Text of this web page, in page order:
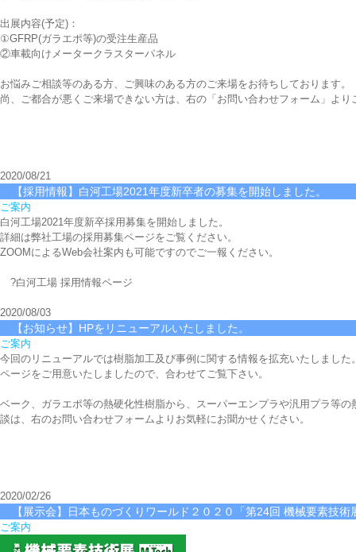
出展内容(予定)：
①GFRP(ガラエポ等)の受注生産品
②車載向けメータークラスターパネル
お悩みご相談等のある方、ご興味のある方のご来場をお待ちしております。
尚、ご都合が悪くご来場できない方は、右の「お問い合わせフォーム」よ
2020/08/21
【採用情報】白河工場2021年度新卒者の募集を開始しました。
ご案内
白河工場2021年度新卒採用募集を開始しました。
詳細は弊社工場の採用募集ページをご覧ください。
ZOOMによるWeb会社案内も可能ですのでご一報ください。
?白河工場 採用情報ページ
2020/08/03
【お知らせ】HPをリニューアルいたしました。
ご案内
今回のリニューアルでは樹脂加工及び事例に関する情報を拡充いたしまし
ページをご用意いたしましたので、合わせてご覧下さい。
ベーク、ガラエポ等の熱硬化性樹脂から、スーパーエンプラや汎用プラ等
談は、右のお問い合わせフォームよりお気軽にお聞かせください。
2020/02/26
【展示会】日本ものづくりワールド２０２０「第24回 機械要素技
ご案内